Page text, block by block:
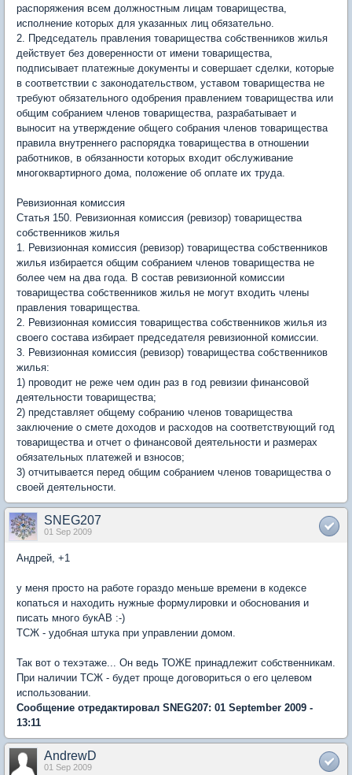
распоряжения всем должностным лицам товарищества,
исполнение которых для указанных лиц обязательно.
2. Председатель правления товарищества собственников жилья
действует без доверенности от имени товарищества,
подписывает платежные документы и совершает сделки, которые
в соответствии с законодательством, уставом товарищества не
требуют обязательного одобрения правлением товарищества или
общим собранием членов товарищества, разрабатывает и
выносит на утверждение общего собрания членов товарищества
правила внутреннего распорядка товарищества в отношении
работников, в обязанности которых входит обслуживание
многоквартирного дома, положение об оплате их труда.
Ревизионная комиссия
Статья 150. Ревизионная комиссия (ревизор) товарищества
собственников жилья
1. Ревизионная комиссия (ревизор) товарищества собственников
жилья избирается общим собранием членов товарищества не
более чем на два года. В состав ревизионной комиссии
товарищества собственников жилья не могут входить члены
правления товарищества.
2. Ревизионная комиссия товарищества собственников жилья из
своего состава избирает председателя ревизионной комиссии.
3. Ревизионная комиссия (ревизор) товарищества собственников
жилья:
1) проводит не реже чем один раз в год ревизии финансовой
деятельности товарищества;
2) представляет общему собранию членов товарищества
заключение о смете доходов и расходов на соответствующий год
товарищества и отчет о финансовой деятельности и размерах
обязательных платежей и взносов;
3) отчитывается перед общим собранием членов товарищества о
своей деятельности.
SNEG207
01 Sep 2009
Андрей, +1
у меня просто на работе гораздо меньше времени в кодексе
копаться и находить нужные формулировки и обоснования и
писать много букАВ :-)
ТСЖ - удобная штука при управлении домом.
Так вот о техэтаже... Он ведь ТОЖЕ принадлежит собственникам.
При наличии ТСЖ - будет проще договориться о его целевом
использовании.
Сообщение отредактировал SNEG207: 01 September 2009 -
13:11
AndrewD
01 Sep 2009